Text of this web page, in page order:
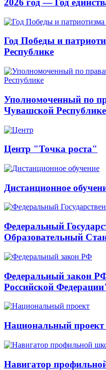
2026 год — Год
Год Победы и
Республике
Уполномоченный по
Чувашской Республике
Центр "Точка роста"
Дистанционное
Федеральный
Образовательный
Федеральный закон
Российской
Национальный
Навигатор